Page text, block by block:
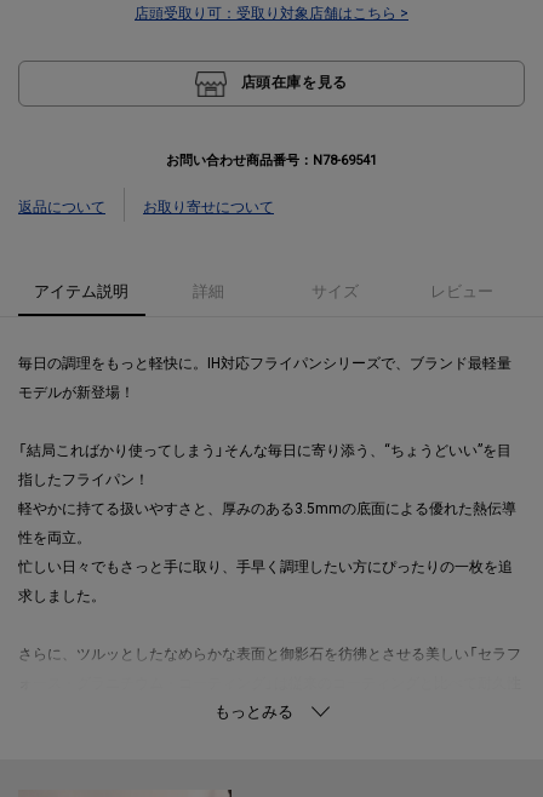
店頭受取り可： 受取り対象店舗はこちら >
店頭在庫を見る
お問い合わせ商品番号： N78-69541
返品について お取り寄せについて
アイテム説明 詳細 サイズ レビュー
毎日の調理をもっと軽快に。IH対応フライパンシリーズで、ブランド最軽量
モデルが新登場！
「結局こればかり使ってしまう」そんな毎日に寄り添う、“ちょうどいい”を目
指したフライパン！
軽やかに持てる扱いやすさと、厚みのある3.5mmの底面による優れた熱伝導
性を両立。
忙しい日々でもさっと手に取り、手早く調理したい方にぴったりの一枚を追
求しました。
さらに、ツルッとしたなめらかな表面と御影石を彷彿とさせる美しい「セラフ